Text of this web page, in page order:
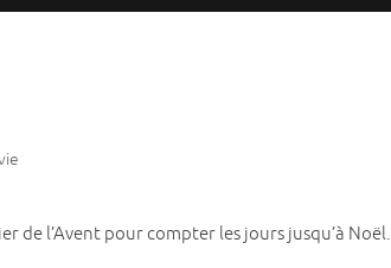
de l’Avent pour compter les jours jusqu’à Noël.